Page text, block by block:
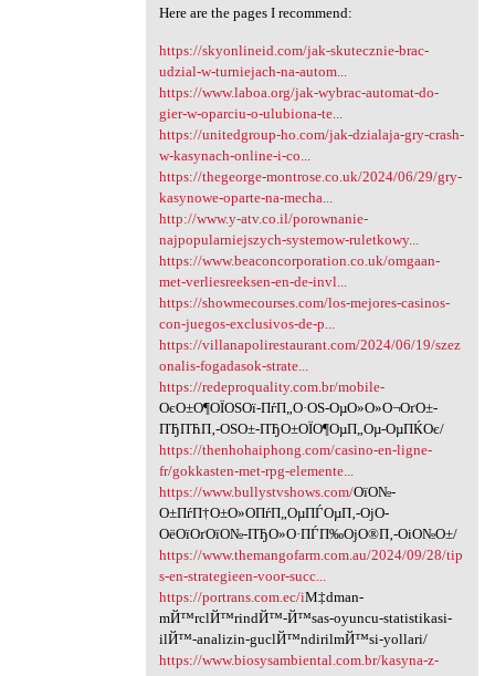
Here are the pages I recommend:
https://skyonlineid.com/jak-skutecznie-brac-
udzial-w-turniejach-na-autom...
https://www.laboa.org/jak-wybrac-automat-do-
gier-w-oparciu-o-ulubiona-te...
https://unitedgroup-ho.com/jak-dzialaja-gry-crash-
w-kasynach-online-i-co...
https://thegeorge-montrose.co.uk/2024/06/29/gry-
kasynowe-oparte-na-mecha...
http://www.y-atv.co.il/porownanie-
najpopularniejszych-systemow-ruletkowy...
https://www.beaconcorporation.co.uk/omgaan-
met-verliesreeksen-en-de-invl...
https://showmecourses.com/los-mejores-casinos-
con-juegos-exclusivos-de-p...
https://villanapolirestaurant.com/2024/06/19/szez
onalis-fogadasok-strate...
https://redeproquality.com.br/mobile-
ОєО±О¶ОЇОЅОї-ПѓП„О·ОЅ-ОµО»О»О¬ОґО±-
ПЂПЋП‚-ОЅО±-ПЂО±ОЇО¶ОµП„Оµ-ОµПЌОє/
https://thenhohaiphong.com/casino-en-ligne-
fr/gokkasten-met-rpg-elemente...
https://www.bullystvshows.com/ОїО№-
О±ПѓП†О±О»О­ПѓП„ОµПЃОµП‚-ОјО­
ОёОїОґОїО№-ПЂО»О·ПЃП‰ОјО®П‚-ОіО№О±/
https://www.themangofarm.com.au/2024/09/28/tip
s-en-strategieen-voor-succ...
https://portrans.com.ec/iМ‡dman-
mЙ™rclЙ™rindЙ™-Й™sas-oyuncu-statistikasi-
ilЙ™-analizin-guclЙ™ndirilmЙ™si-yollari/
https://www.biosysambiental.com.br/kasyna-z-